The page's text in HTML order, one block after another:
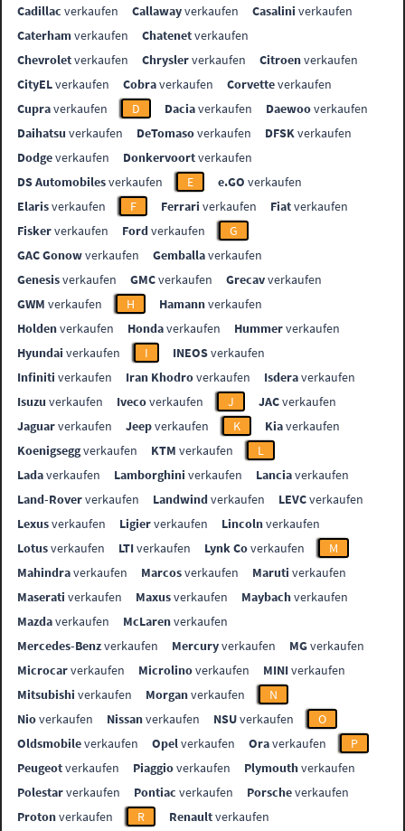
Cadillac verkaufen Callawayverkaufen Casalini verkaufen
Caterhamverkaufen Chatenetverkaufen
Chevroletverkaufen Chryslerverkaufen Citroenverkaufen
CityELverkaufen Cobraverkaufen Corvetteverkaufen
Cupraverkaufen D Daciaverkaufen Daewooverkaufen
Daihatsu verkaufen DeTomasoverkaufen DFSKverkaufen
Dodgeverkaufen Donkervoortverkaufen
DS Automobilesverkaufen E e.GO verkaufen
Elarisverkaufen F Ferrari verkaufen Fiatverkaufen
Fiskerverkaufen Fordverkaufen
G
GAC Gonowverkaufen Gemballaverkaufen
Genesisverkaufen GMCverkaufen Grecavverkaufen
GWM verkaufen H Hamannverkaufen
Holdenverkaufen Hondaverkaufen Hummerverkaufen
Hyundai verkaufen I INEOSverkaufen
Infiniti verkaufen Iran Khodroverkaufen Isderaverkaufen
Isuzu verkaufen Ivecoverkaufen J JACverkaufen
Jaguarverkaufen Jeepverkaufen K Kiaverkaufen
Koenigseggverkaufen KTM verkaufen
L
Ladaverkaufen Lamborghini verkaufen Lanciaverkaufen
Land-Roververkaufen Landwindverkaufen LEVCverkaufen
Lexusverkaufen Ligierverkaufen Lincolnverkaufen
Lotusverkaufen LTIverkaufen Lynk Coverkaufen
M
Mahindraverkaufen Marcosverkaufen Maruti verkaufen
Maserati verkaufen Maxusverkaufen Maybachverkaufen
Mazdaverkaufen McLarenverkaufen
Mercedes-Benzverkaufen Mercuryverkaufen MGverkaufen
Microcarverkaufen Microlinoverkaufen MINIverkaufen
Mitsubishi verkaufen Morganverkaufen
N
Nioverkaufen Nissanverkaufen NSUverkaufen
O
Oldsmobileverkaufen Opelverkaufen Oraverkaufen
P
Peugeotverkaufen Piaggioverkaufen Plymouthverkaufen
Polestarverkaufen Pontiac verkaufen Porscheverkaufen
Protonverkaufen R Renaultverkaufen